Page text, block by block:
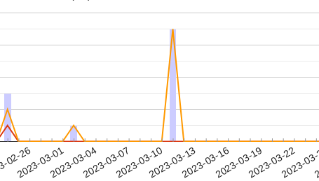
26
2023-03-012023-03-042023-03-072023-03-102023-03-132023-03-162023-03-192023-03-22
2023-